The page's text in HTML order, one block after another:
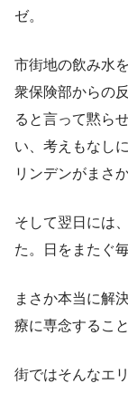
ゼ。
市街地の飲み水
衆保険部からの
ると言って黙ら
い、考えもなし
リンデンがまさ
そして翌日には
た。日をまたぐ
まさか本当に解
療に専念するこ
街ではそんなエ